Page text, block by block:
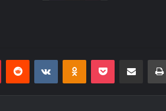
PinterestReddit VKontakteOdnoklassniki
Pocket E-Posta ile paylaş